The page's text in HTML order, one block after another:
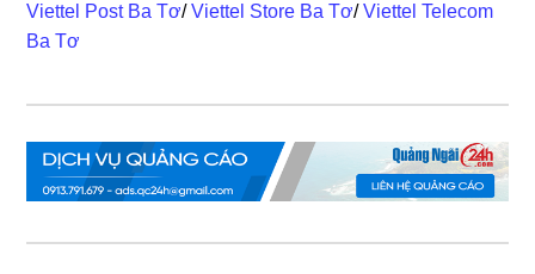
Viettel Post Ba Tơ/Viettel Store Ba Tơ/Viettel Telecom
Ba Tơ